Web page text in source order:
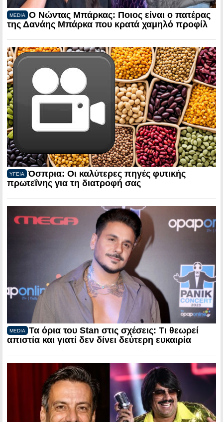
MEDIA
Ο Νώντας Μπάρκας: Ποιος είναι ο πατέρας
της Δανάης Μπάρκα που κρατά χαμηλό προφίλ
ΥΓΕΙΑ
Όσπρια: Οι καλύτερες πηγές φυτικής
πρωτεΐνης για τη διατροφή σας
MEDIA
Τα όρια του Stan στις σχέσεις: Τι θεωρεί
απιστία και γιατί δεν δίνει δεύτερη ευκαιρία